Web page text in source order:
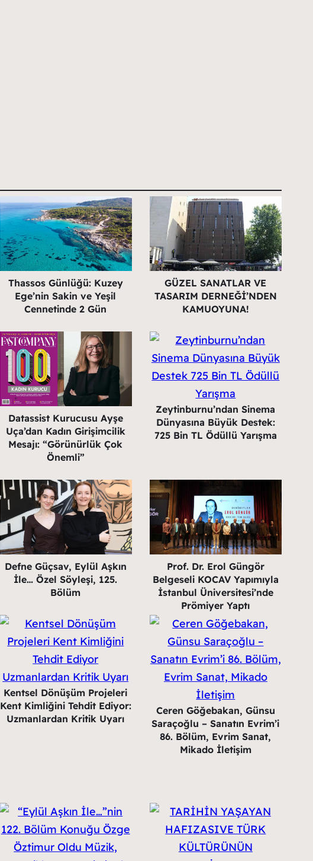
Thassos Günlüğü: Kuzey
Ege’nin Sakin ve Yeşil
Cennetinde 2 Gün
GÜZEL SANATLAR VE
TASARIM DERNEĞİ’NDEN
KAMUOYUNA!
Datassist Kurucusu Ayşe
Uça’dan Kadın Girişimcilik
Mesajı: “Görünürlük Çok
Önemli”
Zeytinburnu’ndan Sinema
Dünyasına Büyük Destek:
725 Bin TL Ödüllü Yarışma
Defne Güçsav, Eylül Aşkın
İle… Özel Söyleşi, 125.
Bölüm
Prof. Dr. Erol Güngör
Belgeseli KOCAV Yapımıyla
İstanbul Üniversitesi’nde
Prömiyer Yaptı
Kentsel Dönüşüm Projeleri
Kent Kimliğini Tehdit Ediyor:
Uzmanlardan Kritik Uyarı
Ceren Göğebakan, Günsu
Saraçoğlu – Sanatın Evrim’i
86. Bölüm, Evrim Sanat,
Mikado İletişim